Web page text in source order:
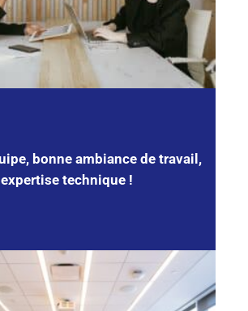
bonne ambiance de travail,
expertise technique !